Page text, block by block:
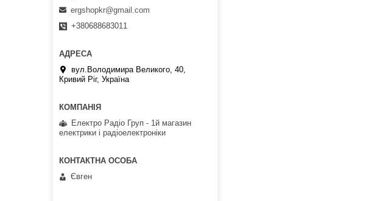
ergshopkr@gmail.com
+380688683011
вул.Володимира Великого, 40,
Кривий Ріг, Україна
Електро Радіо Груп - 1й магазин
електрики і радіоелектроніки
Євген